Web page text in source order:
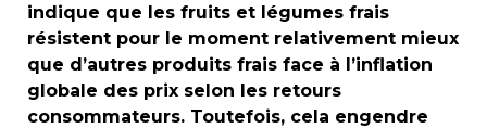
indique que les fruits et légumes frais
résistent pour le moment relativement mieux
que d’autres produits frais face à l’inflation
globale des prix selon les retours
consommateurs. Toutefois, cela engendre